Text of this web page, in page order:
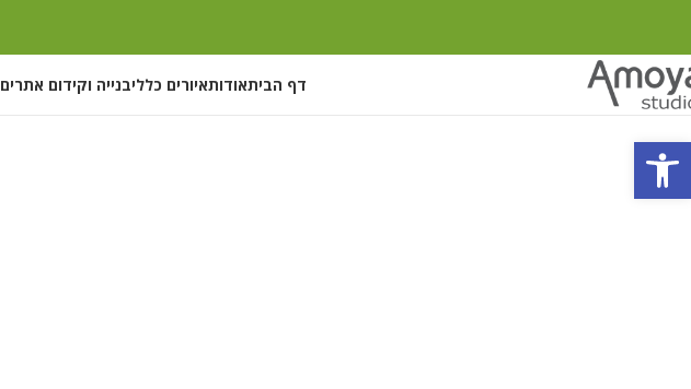
דף הביתאודותאיורים כלליבנייה וקידום אתרים
פתח סרגל נגישות